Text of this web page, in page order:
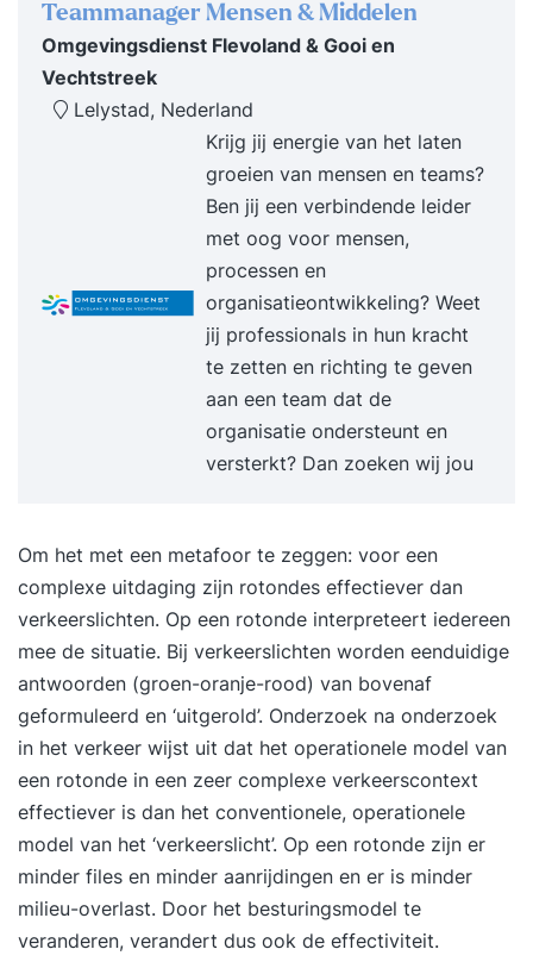
In de NLP Practitioner ben je vooral aan de slag
geweest om obstakels weg te nemen, innerlijke
conflicten te elimineren en te proeven van
datgene wat mogelijk is. In de NLP Master
Practitioner gaan we naar een ongekend hoog
niveau. De opleiding is gevuld met
“aha” momenten, krachtige resultaten op hoe je je
voelt, maakt een verdieping in jouw onbewuste
waarden en identiteit en het succes wat je hebt in
je leven. "UNLP biedt opleidingen die bijdragen
aan persoonlijke en professionele ontwikkeling,
met thema’s als communicatie, (persoonlijk)
leiderschap, coaching en systemisch werken."
Teammanager Mensen & Middelen
Omgevingsdienst Flevoland & Gooi en
Vechtstreek
Lelystad, Nederland
Krijg jij energie van het laten
groeien van mensen en teams?
Ben jij een verbindende leider
met oog voor mensen,
processen en
organisatieontwikkeling? Weet
jij professionals in hun kracht
te zetten en richting te geven
aan een team dat de
organisatie ondersteunt en
versterkt? Dan zoeken wij jou
Om het met een metafoor te zeggen: voor een
complexe uitdaging zijn rotondes effectiever dan
verkeerslichten. Op een rotonde interpreteert iedereen
mee de situatie. Bij verkeerslichten worden eenduidige
antwoorden (groen-oranje-rood) van bovenaf
geformuleerd en ‘uitgerold’. Onderzoek na onderzoek
in het verkeer wijst uit dat het operationele model van
een rotonde in een zeer complexe verkeerscontext
effectiever is dan het conventionele, operationele
model van het ‘verkeerslicht’. Op een rotonde zijn er
minder files en minder aanrijdingen en er is minder
milieu-overlast. Door het besturingsmodel te
veranderen, verandert dus ook de effectiviteit.